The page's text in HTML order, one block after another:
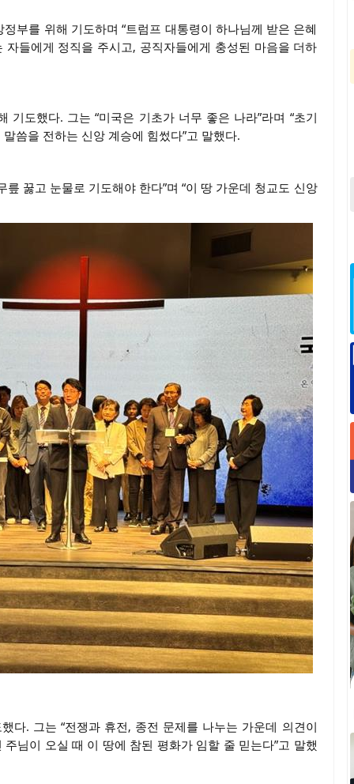
부를 위해 기도하며 “트럼프 대통령이 하나님께 받은 은혜
들에게 정직을 주시고, 공직자들에게 충성된 마음을 더하
도했다. 그는 “미국은 기초가 너무 좋은 나라”라며 “초기
씀을 전하는 신앙 계승에 힘썼다”고 말했다.
꿇고 눈물로 기도해야 한다”며 “이 땅 가운데 청교도 신앙
다. 그는 “전쟁과 휴전, 종전 문제를 나누는 가운데 의견이
님이 오실 때 이 땅에 참된 평화가 임할 줄 믿는다”고 말했